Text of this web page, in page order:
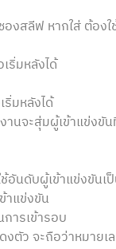
งสลีฟ หากใส่ ต้อง
ริ่มหลังได้
มหลังได้
นจะสุ่มผู้เข้าแข่ง
นดับผู้เข้าแข่งขันเ
าแข่งขัน
ารเข้ารอบ
ตัว จะถือว่าหมาย